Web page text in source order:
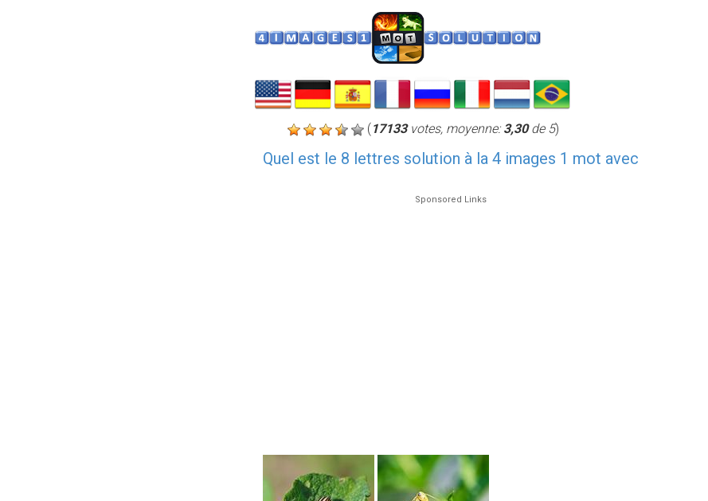
(17133votes, moyenne:3,30de 5)
Quel est le 8 lettres solution à la 4 images 1 mot avec
Sponsored Links